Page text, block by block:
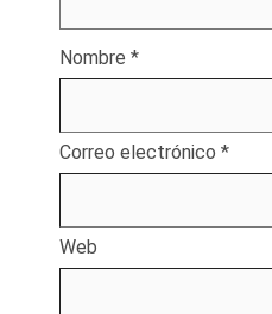
Nombre *
Correo electrónico *
Web